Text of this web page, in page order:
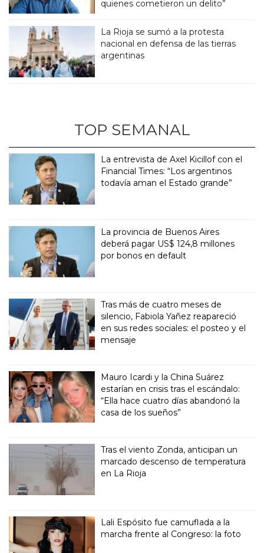
quienes cometieron un delito”
La Rioja se sumó a la protesta
nacional en defensa de las tierras
argentinas
TOP SEMANAL
La entrevista de Axel Kicillof con el
Financial Times: “Los argentinos
todavía aman el Estado grande”
La provincia de Buenos Aires
deberá pagar US$ 124,8 millones
por bonos en default
Tras más de cuatro meses de
silencio, Fabiola Yañez reapareció
en sus redes sociales: el posteo y el
mensaje
Mauro Icardi y la China Suárez
estarían en crisis tras el escándalo:
“Ella hace cuatro días abandonó la
casa de los sueños”
Tras el viento Zonda, anticipan un
marcado descenso de temperatura
en La Rioja
Lali Espósito fue camuflada a la
marcha frente al Congreso: la foto